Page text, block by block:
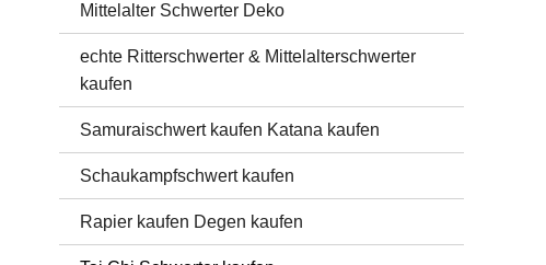
Mittelalter Schwerter Deko
echte Ritterschwerter & Mittelalterschwerter
kaufen
Samuraischwert kaufen Katana kaufen
Schaukampfschwert kaufen
Rapier kaufen Degen kaufen